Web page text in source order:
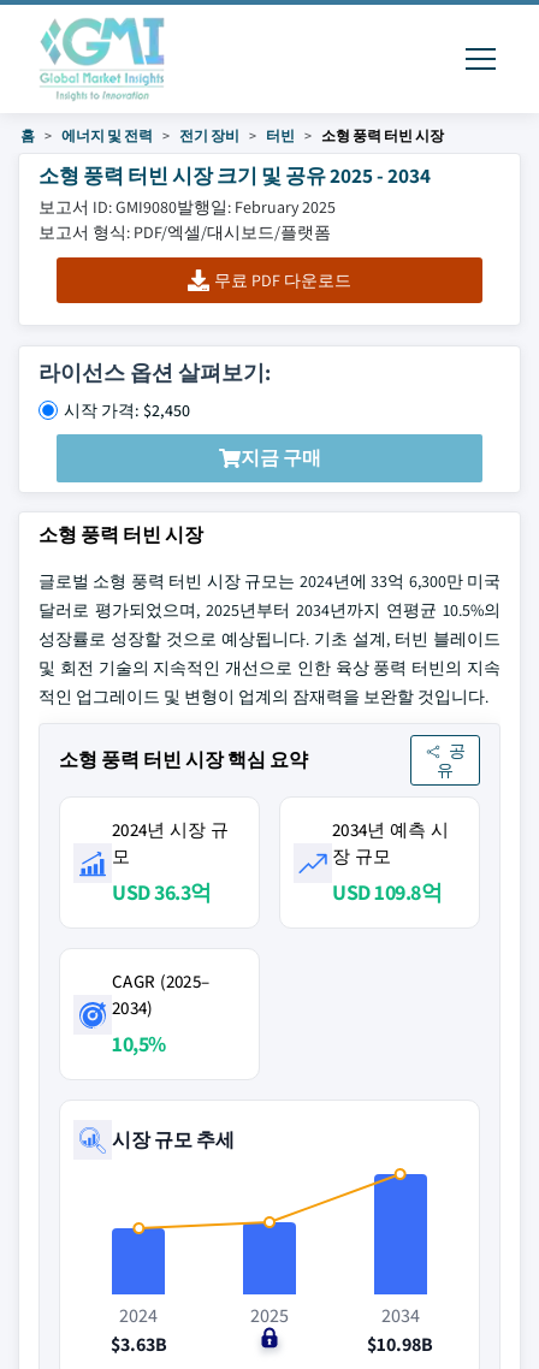
홈 에너지 및 전력 전기 장비 터빈 소형 풍력 터빈 시장
소형 풍력 터빈 시장 크기 및 공유 2025 - 2034
보고서 ID: GMI9080발행일: February 2025
보고서 형식: PDF/엑셀/대시보드/플랫폼
무료 PDF 다운로드
라이선스 옵션 살펴보기:
시작 가격: $2,450
지금 구매
소형 풍력 터빈 시장
글로벌 소형 풍력 터빈 시장 규모는 2024년에 33억 6,300만 미국
달러로 평가되었으며, 2025년부터 2034년까지 연평균 10.5%의
성장률로 성장할 것으로 예상됩니다. 기초 설계, 터빈 블레이드
및 회전 기술의 지속적인 개선으로 인한 육상 풍력 터빈의 지속
적인 업그레이드 및 변형이 업계의 잠재력을 보완할 것입니다.
소형 풍력 터빈 시장 핵심 요약
공
유
2024년 시장 규
모
USD 36.3억
2034년 예측 시
장 규모
USD 109.8억
CAGR (2025–
2034)
10,5%
시장 규모 추세
2024
$3.63B
2025
$0
2034
$10.98B